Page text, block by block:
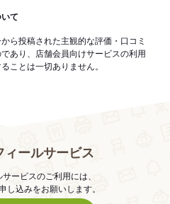
て
ら投稿された主観的な評価・口コミ
あり、店舗会員向けサービスの利用
ことは一切ありません。
ィールサービス
ービスのご利用には、
し込みをお願いします。